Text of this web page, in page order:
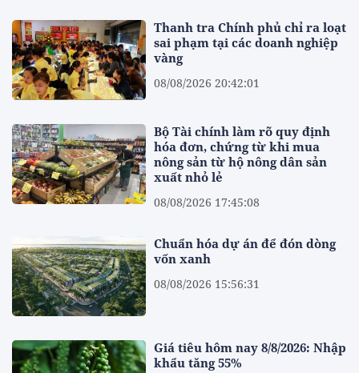
Thanh tra Chính phủ chỉ ra loạt
sai phạm tại các doanh nghiệp
vàng
08/08/2026 20:42:01
Bộ Tài chính làm rõ quy định
hóa đơn, chứng từ khi mua
nông sản từ hộ nông dân sản
xuất nhỏ lẻ
08/08/2026 17:45:08
Chuẩn hóa dự án để đón dòng
vốn xanh
08/08/2026 15:56:31
Giá tiêu hôm nay 8/8/2026: Nhập
khẩu tăng 55%